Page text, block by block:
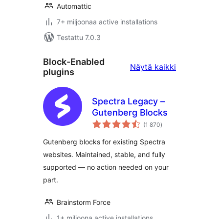
Automattic
7+ miljoonaa active installations
Testattu 7.0.3
Block-Enabled
plugins
Näytä kaikki
Spectra Legacy –
Gutenberg Blocks
(1 870arvosanat
yhteensä
)
Gutenberg blocks for existing Spectra
websites. Maintained, stable, and fully
supported — no action needed on your
part.
Brainstorm Force